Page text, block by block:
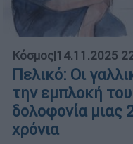
Κόσμος|14.11.2025
Πελικό: Οι
την εμπλοκή
δολοφονία μιας
χρόνια